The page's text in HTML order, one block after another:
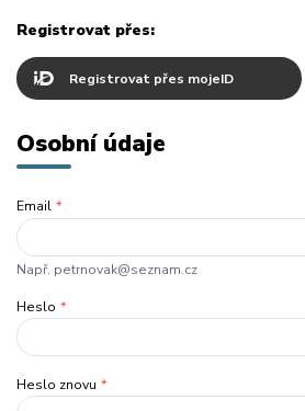
Registrovat přes:
Registrovat přes mojeID
Osobní údaje
Email *
Např. petrnovak@seznam.cz
Heslo *
Heslo znovu *